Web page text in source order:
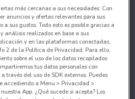
más cercanas a sus necesidades: Con
anuncios y ofertas relevantes para sus
sus gustos. Todo esto es posible gracias a
análisis realizados en base a sus
y en las plataformas conectadas,
2 de la Política de Privacidad. Para ello,
sobre el uso de los datos recopilados
tus datos personales con
través del uso de SDK externos. Puedes
accediendo a Menu > Privacidad >
App. ¿Qué sucede si acepta? Los